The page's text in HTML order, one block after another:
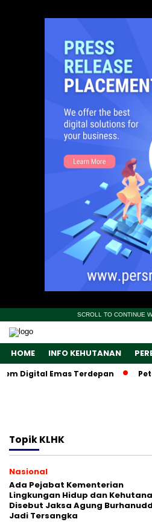
SCROLL TO CONTINUE
HOME INFO KEHUTANAN
Digital Emas Terdepan
TopikKLHK
Nasional
Ada Pejabat Kementerian
Lingkungan Hidup dan
Disebut Jaksa Agung
Jadi Tersangka